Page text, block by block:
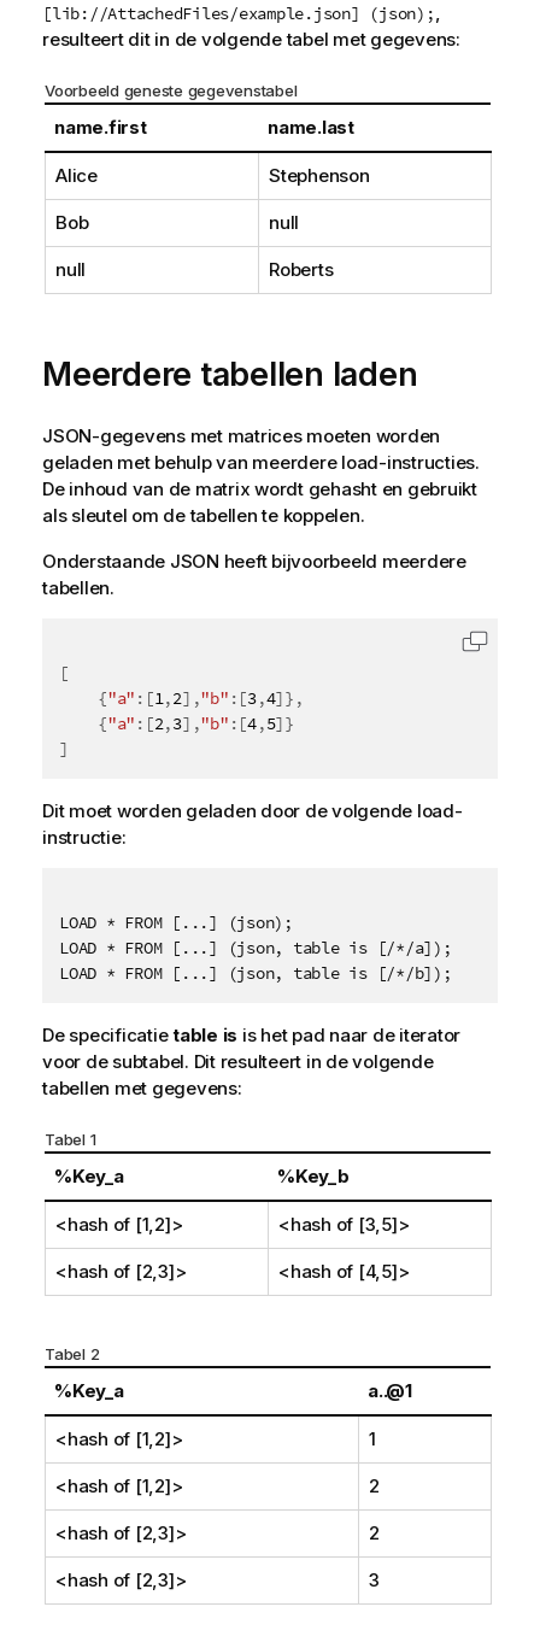
[lib://AttachedFiles/example.json] (json);,
resulteert dit in de volgende tabel met gegevens:
Voorbeeld geneste gegevenstabel
name.first name.last
Alice Stephenson
Bob null
null Roberts
Meerdere tabellen laden
JSON-gegevens met matrices moeten worden
geladen met behulp van meerdere load-instructies.
De inhoud van de matrix wordt gehasht en gebruikt
als sleutel om de tabellen te koppelen.
Onderstaande JSON heeft bijvoorbeeld meerdere
tabellen.
[
{"a" : [1,2] ,"b" : [3,4]} ,
{"a" : [2,3] ,"b" : [4,5]}
]
Code
Dit moet worden geladen door de volgende load-
instructie:
LOAD * FROM [...] (json);
LOAD * FROM [...] (json, table is [/*/a]);
De specificatietable is is het pad naar de iterator
voor de subtabel. Dit resulteert in de volgende
tabellen met gegevens:
Tabel 1
%Key_a %Key_b
<hash of [1,2]> <hash of [3,5]>
<hash of [2,3]> <hash of [4,5]>
Tabel 2
%Key_a a..@1
<hash of [1,2]> 1
<hash of [1,2]> 2
<hash of [2,3]> 2
<hash of [2,3]> 3